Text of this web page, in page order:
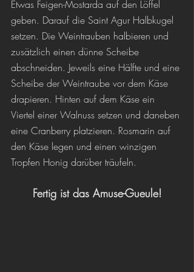
Etwas Feigen-Mostarda auf den Löffel
geben. Darauf die Saint Agur Halbkugel
setzen. Die Weintrauben halbieren und
zusätzlich einen dünne Scheibe
abschneiden. Jeweils eine Hälfte und eine
Scheibe der Weintraube vor dem Käse
drapieren. Hinten auf dem Käse ein
Viertel einer Walnuss setzen und daneben
eine Cranberry platzieren. Rosmarin auf
den Käse legen und einen winzigen
Tropfen Honig darüber träufeln.
Fertig ist das Amuse-Gueule!